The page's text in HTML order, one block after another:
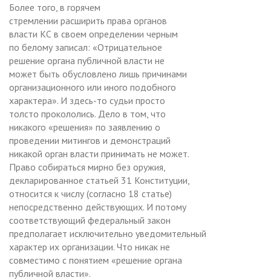
Более того, в горячем
стремлении расширить права органов
власти КС в своем определении черным
по белому записал: «Отрицательное
решение органа публичной власти не
может быть обусловлено лишь причинами
организационного или иного подобного
характера». И здесь-то судьи просто
толсто прокололись. Дело в том, что
никакого «решения» по заявлению о
проведении митингов и демонстраций
никакой орган власти принимать не может.
Право собираться мирно без оружия,
декларированное статьей 31 Конституции,
относится к числу (согласно 18 статье)
непосредственно действующих. И потому
соответствующий федеральный закон
предполагает исключительно уведомительный
характер их организации. Что никак не
совместимо с понятием «решение органа
публичной власти».